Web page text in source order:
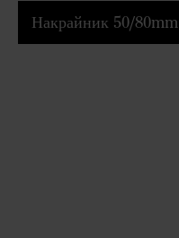
Накрайник 50/80mm